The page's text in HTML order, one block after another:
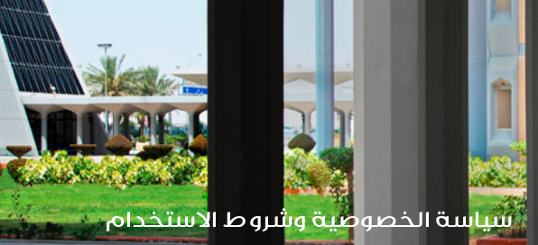
سياسة الخصوصية وشروط الاستخدام